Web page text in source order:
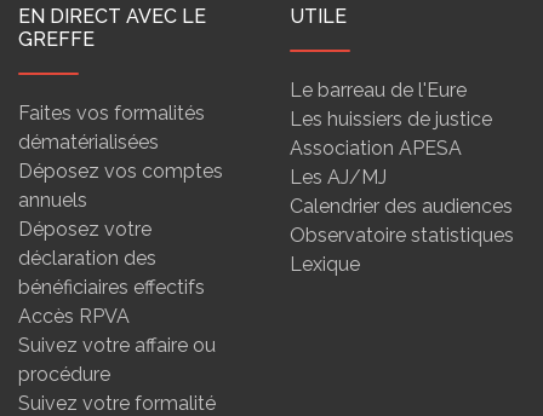
EN DIRECT AVEC LE
GREFFE
Faites vos formalités
dématérialisées
Déposez vos comptes
annuels
Déposez votre
déclaration des
bénéficiaires effectifs
Accès RPVA
Suivez votre affaire ou
procédure
Suivez votre formalité
UTILE
Le barreau de l'Eure
Les huissiers de justice
Association APESA
Les AJ/MJ
Calendrier des audiences
Observatoire statistiques
Lexique